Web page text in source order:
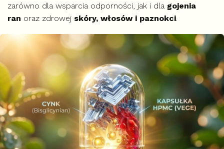
zarówno dla wsparcia odporności, jak i dla gojenia
ran oraz zdrowej skóry, włosów i paznokci